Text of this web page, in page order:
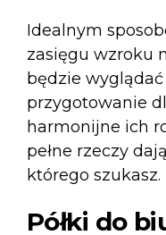
Idealnym
zasięgu wzroku
będzie
przygotowanie
harmonijne ich
pełne rzeczy
którego szukasz.
Półki do